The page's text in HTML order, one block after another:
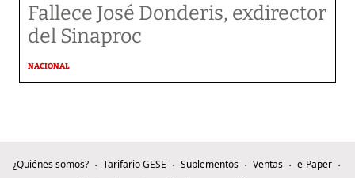
Fallece José Donderis, exdirector
del Sinaproc
NACIONAL
¿Quiénes somos? Tarifario GESE Suplementos Ventas
e-Paper